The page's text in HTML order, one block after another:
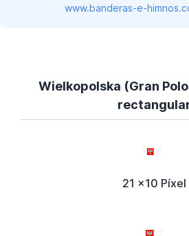
www.banderas-e-
Wielkopolska (Gran
21 x10 Píxel